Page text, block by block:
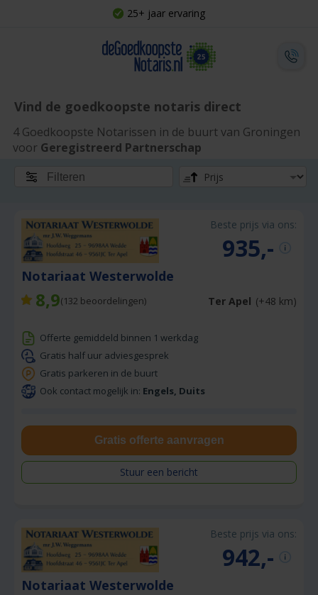
25+ jaar ervaring
Vind de goedkoopste notaris direct
4 Goedkoopste Notarissen in de buurt van Groningen
voor Geregistreerd Partnerschap
Filteren
Beste prijs via ons:
935,-
Notariaat Westerwolde
8,9(132 beoordelingen) Ter Apel (+48 km)
Offerte gemiddeld binnen 1 werkdag
Gratis half uur adviesgesprek
Gratis parkeren in de buurt
Ook contact mogelijk in: Engels, Duits
Gratis offerte aanvragen
Stuur een bericht
Beste prijs via ons:
942,-
Notariaat Westerwolde